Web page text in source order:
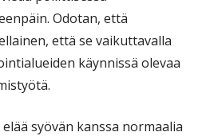
Odotan, että
että se vaikuttavalla
käynnissä olevaa
syövän kanssa normaalia